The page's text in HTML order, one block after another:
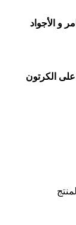
السامر و الأجواد
الكرتون